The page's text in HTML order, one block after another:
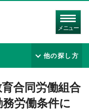
メニュー
他の探し方
合同労働組合
労働条件に